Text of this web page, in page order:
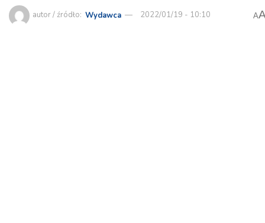
autor / źródło: Wydawca 2022/01/19 - 10:10 A